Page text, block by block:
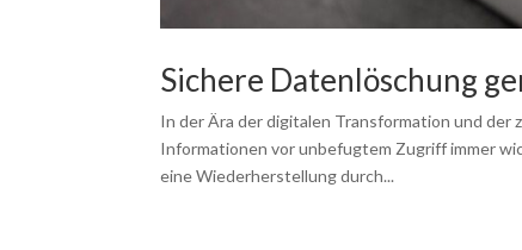
Sichere Datenlöschung
In der Ära der digitalen Transformation und
Informationen vor unbefugtem Zugriff immer
eine Wiederherstellung durch...